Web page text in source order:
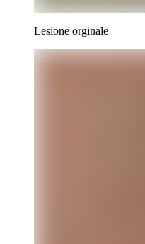
Lesione orginale